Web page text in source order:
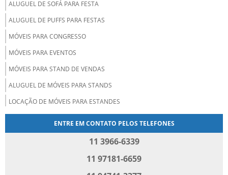
ALUGUEL DE SOFÁ PARA FESTA
ALUGUEL DE PUFFS PARA FESTAS
MÓVEIS PARA CONGRESSO
MÓVEIS PARA EVENTOS
MÓVEIS PARA STAND DE VENDAS
ALUGUEL DE MÓVEIS PARA STANDS
LOCAÇÃO DE MÓVEIS PARA ESTANDES
LOCAÇÃO DE MÓVEIS PARA ESCRITÓRIO
ENTRE EM CONTATO PELOS TELEFONES
11 3966-6339
11 97181-6659